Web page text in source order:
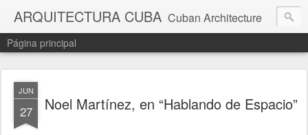
ARQUITECTURA CUBA Cuban Architecture
Página principal
JUN
27 Noel Martínez, en “Hablando de Espacio”